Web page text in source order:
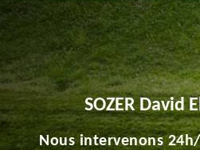
SOZER David
Nous intervenons